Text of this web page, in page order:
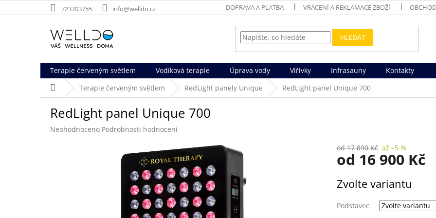
na
723703755 info@welldo.cz DOPRAVA A PLATBA VRÁCENÍ A REKLAMACE ZBOŽÍ
HLEDAT
Terapie červeným světlem Vodíková terapie Úprava vody Vířivky Infrasauny
Kontakty
Domů Terapie červeným světlem RedLight panely Unique RedLight panel Unique 700
RedLight panel Unique 700
Průměrné
Neohodnoceno Podrobnosti hodnocení
od 17 890 Kč až –5 %
od 16 900 Kč
cena:
Zvolte variantu
Podstavec